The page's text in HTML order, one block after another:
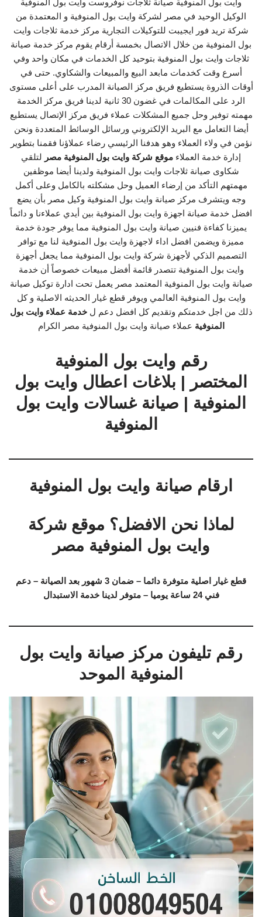
وايت بول المنوفية صيانة ثلاجات نوفروست وايت بول المنوفية
الوكيل الوحيد في مصر لشركة وايت بول المنوفية و المعتمدة من
شركة تريد فور ايجيبت للتوكيلات التجارية مركز خدمة ثلاجات وايت
بول المنوفية من خلال الاتصال بخمسة أرقام يقوم مركز خدمة صيانة
ثلاجات وايت بول المنوفية بتوحيد كل الخدمات في مكان واحد وفي
أسرع وقت كخدمات مابعد البيع والمبيعات والشكاوي. حتى في
أوقات الذروة يستطيع فريق مركز الصيانة المدرب على أعلى مستوى
الرد على المكالمات في غضون 30 ثانية لدينا فريق مركز الخدمة
مهمته توفير وحل جميع المشكلات عملاء فريق مركز الإتصال يستطيع
أيضا التعامل مع البريد الإلكتروني ورسائل الوسائط المتعددة ونحن
نؤمن في ولاء العملاء وهو هدفنا الرئيسي رضاء عملاؤنا فقمنا بتطوير
إدارة خدمة العملاء موقع شركة وايت بول المنوفية مصر لتلقي
شكاوى صيانة ثلاجات وايت بول المنوفية ولدينا أيضا موظفين
مهمتهم التأكد من إرضاء العميل وحل مشكلته بالكامل وعلى أكمل
وجه ويتشرف مركز صيانة وايت بول المنوفية وكيل مصر بأن يضع
افضل خدمة صيانة اجهزة وايت بول المنوفية بين أيدي عملاءنا و دائماً
يميزنا كفاءة فنيين صيانة وايت بول المنوفية مما يوفر جودة خدمة
مميزة ويضمن افضل اداء لاجهزة وايت بول المنوفية لنا مع توافر
التصميم الذكي لأجهزة شركة وايت بول المنوفية مما يجعل أجهزة
وايت بول المنوفية تتصدر قائمة أفضل مبيعات خصوصاً أن خدمة
صيانة وايت بول المنوفية المعتمد مصر يعمل تحت ادارة توكيل صيانة
وايت بول المنوفية العالمي ويوفر قطع غيار الحديثه الاصلية و كل
ذلك من اجل خدمتكم وتقديم كل افضل دعم لخدمة عملاء وايت بول
المنوفية عملاء صيانة وايت بول المنوفية مصر الكرام
رقم وايت بول المنوفية
المختصر | بلاغات اعطال وايت بول
المنوفية | صيانة غسالات وايت بول
المنوفية
ارقام صيانة وايت بول المنوفية
لماذا نحن الافضل؟ موقع شركة
وايت بول المنوفية مصر
قطع غيار اصلية متوفرة دائما – ضمان 3 شهور بعد الصيانة – دعم
فني 24 ساعة يوميا – متوفر لدينا خدمة الاستبدال
رقم تليفون مركز صيانة وايت بول
المنوفية الموحد